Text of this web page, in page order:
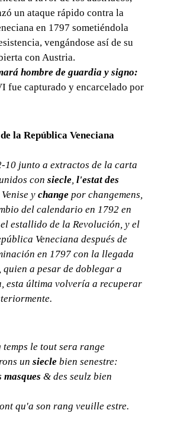
un ataque rápido contra la
en 1797 sometiéndola
vengándose así de su
con Austria.
hombre de guardia y signo:
fue capturado y encarcelado por
la República Veneciana
10 junto a extractos de la carta
con siecle, l'estat des
Venisey change por changemens,
del calendario en 1792 en
estallido de la Revolución, y el
Veneciana después de
en 1797 con la llegada
quien a pesar de doblegar a
esta última volvería a recuperar
temps le tout sera range
un siecle bien senestre:
masques & des seulz bien
qu'a son rang veuille estre.